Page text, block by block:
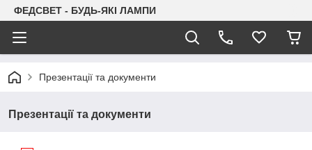
ФЕДСВЕТ - БУДЬ-ЯКІ ЛАМПИ
Презентації та документи
Презентації та документи